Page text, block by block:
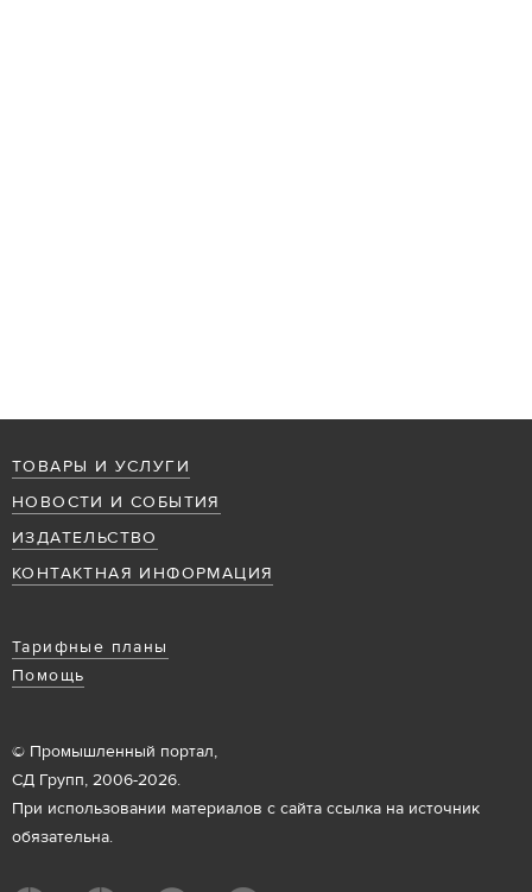
ТОВАРЫ И УСЛУГИ
НОВОСТИ И СОБЫТИЯ
ИЗДАТЕЛЬСТВО
КОНТАКТНАЯ ИНФОРМАЦИЯ
Тарифные планы
Помощь
© Промышленный портал,
СД Групп, 2006-2026.
При использовании материалов с сайта ссылка на источник
обязательна.